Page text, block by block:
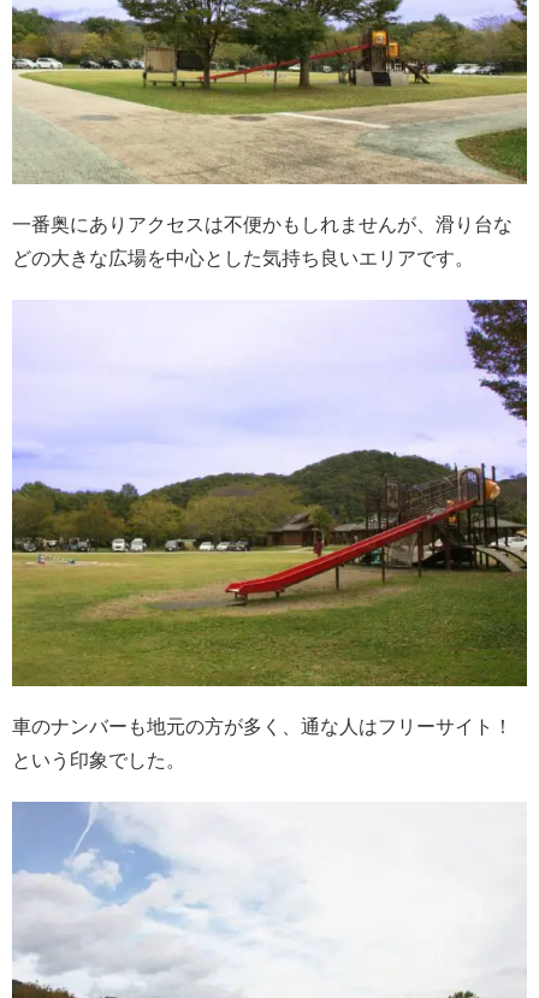
一番奥にありアクセスは不便かもしれませんが、滑り台な
どの大きな広場を中心とした気持ち良いエリアです。
車のナンバーも地元の方が多く、通な人はフリーサイト！
という印象でした。